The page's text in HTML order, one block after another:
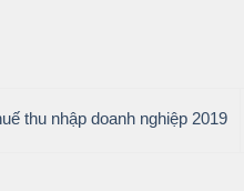
thu nhập doanh nghiệp 2019